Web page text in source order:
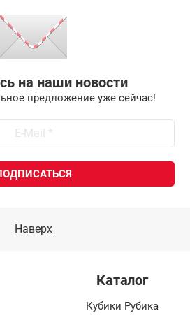
на наши новости
предложение уже сейчас!
Наверх
Каталог
Кубики Рубика